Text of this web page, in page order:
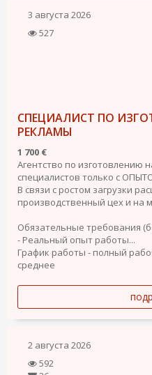
3 августа 2026
527
СПЕЦИАЛИСТ ПО
РЕКЛАМЫ
1 700 €
Агентство по изготовлению
специалистов только с
В связи с ростом загрузки
производственный цех и на
Обязательные требования
- Реальный опыт работы...
График работы - полный
среднее
2 августа 2026
592